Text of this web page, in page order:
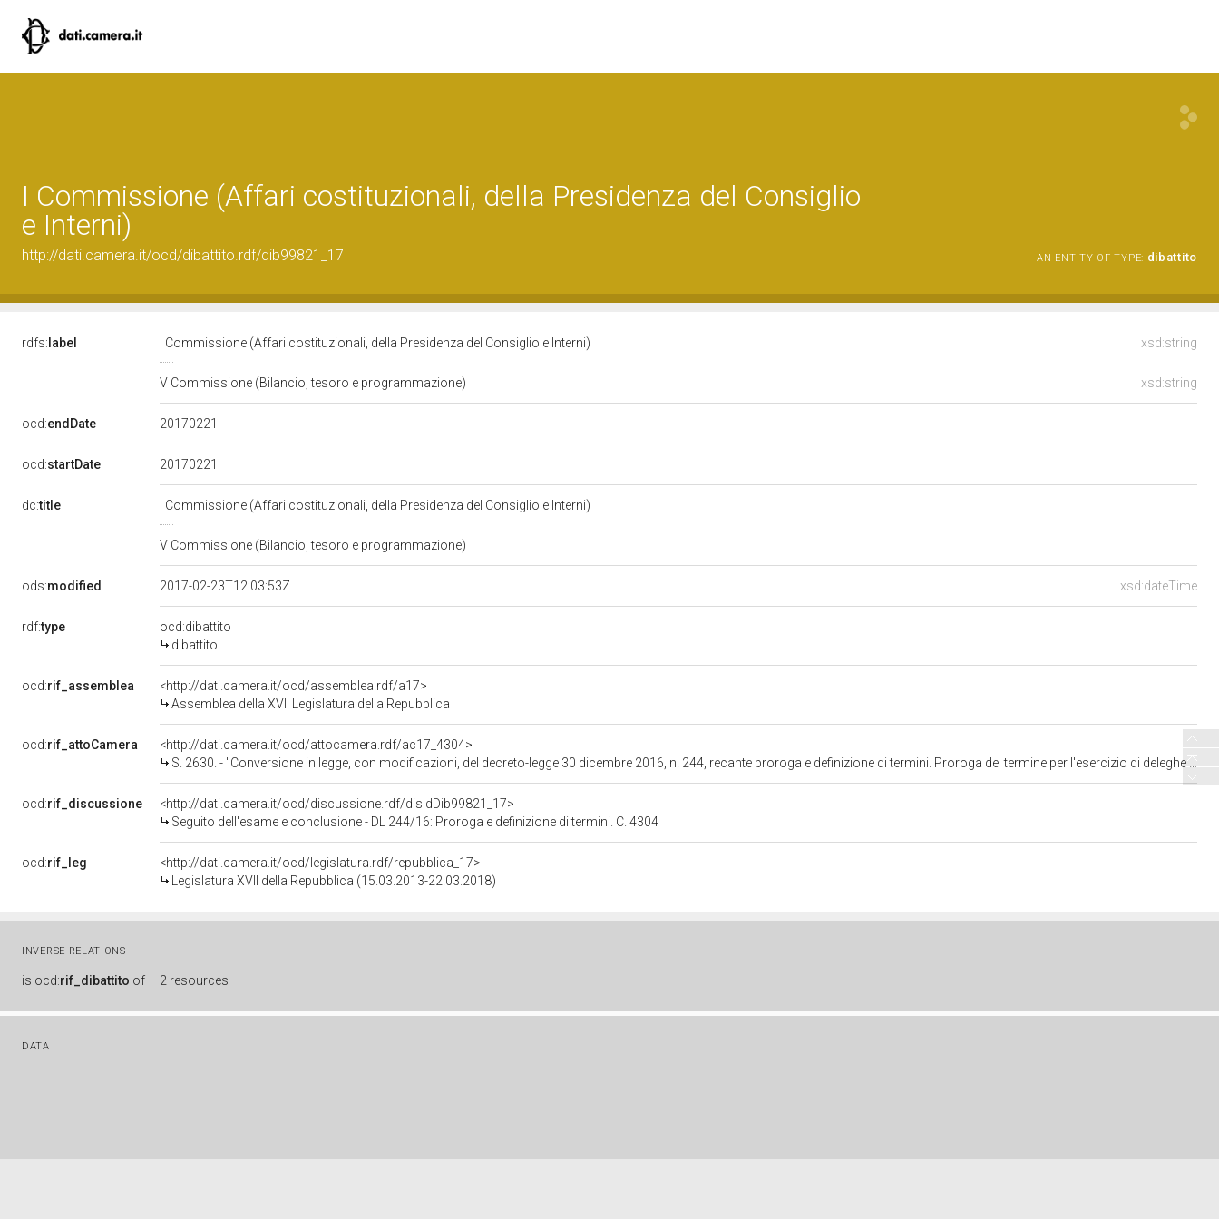
I Commissione (Affari costituzionali, della Presidenza del Consiglio
e Interni)
http://dati.camera.it/ocd/dibattito.rdf/dib99821_17 AN ENTITY OF TYPE: dibattito
rdfs: label xsd:string
I Commissione (Affari costituzionali, della Presidenza del Consiglio e Interni)
xsd:string
V Commissione (Bilancio, tesoro e programmazione)
ocd:endDate 20170221
ocd:startDate 20170221
dc:title I Commissione (Affari costituzionali, della Presidenza del Consiglio e Interni)
V Commissione (Bilancio, tesoro e programmazione)
ods:modified xsd:dateTime
2017-02-23T12:03:53Z
rdf:type
ocd:dibattito
dibattito
ocd:rif_assemblea
<http://dati.camera.it/ocd/assemblea.rdf/a17>
Assemblea della XVII Legislatura della Repubblica
ocd:rif_attoCamera
<http://dati.camera.it/ocd/attocamera.rdf/ac17_4304>
S. 2630. - "Conversione in legge, con modificazioni, del decreto-legge 30 dicembre 2016, n. 244, recante proroga e definizione di termini. Proroga del termine per l'esercizio di deleghe legislative" (approvato dal Senato) (4304)
ocd:rif_discussione
<http://dati.camera.it/ocd/discussione.rdf/disIdDib99821_17>
Seguito dell'esame e conclusione - DL 244/16: Proroga e definizione di termini. C. 4304
ocd:rif_leg
<http://dati.camera.it/ocd/legislatura.rdf/repubblica_17>
Legislatura XVII della Repubblica (15.03.2013-22.03.2018)
INVERSE RELATIONS
is ocd:rif_dibattito of 2 resources
DATA